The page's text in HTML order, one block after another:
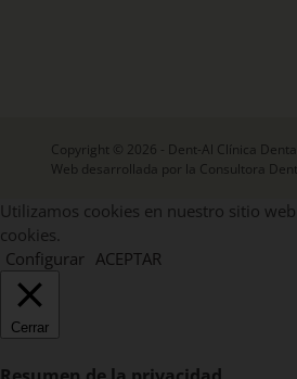
Copyright © 2026 - Dent-Al Clínica
Web desarrollada por la Consultora
Utilizamos cookies en nuestro sitio
cookies.
Configurar ACEPTAR
Cerrar